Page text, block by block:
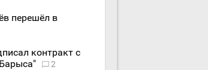
перешёл в
контракт с
2